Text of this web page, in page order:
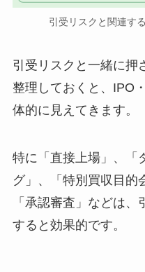
引受リスクと関連す
引受リスクと一緒に押
整理しておくと、IPO
体的に見えてきます。
特に「直接上場」、「
グ」、「特別買収目的
「承認審査」などは
すると効果的です。